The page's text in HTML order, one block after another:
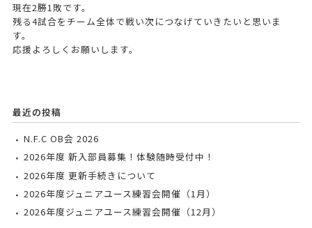
現在2勝1敗です。
残る4試合をチーム全体で戦い次につなげていきたいと思いま
す。
応援よろしくお願いします。
最近の投稿
N.F.C OB会 2026
2026年度 新入部員募集！体験随時受付中！
2026年度 更新手続きについて
2026年度ジュニアユース練習会開催（1月）
2026年度ジュニアユース練習会開催（12月）